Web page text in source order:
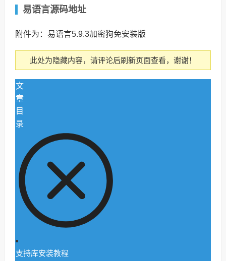
易语言源码地址
附件为：易语言5.9.3加密狗免安装版
此处为隐藏内容，请评论后刷新页面查看，谢谢！
文
章
目
录
支持库安装教程